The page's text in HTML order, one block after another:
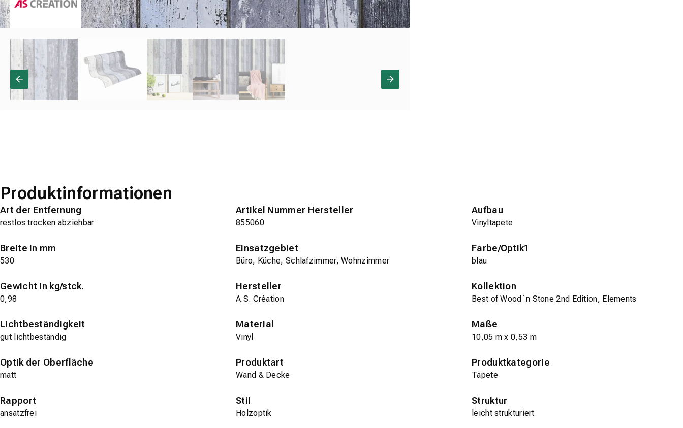
Produktinformationen
Art der Entfernung
restlos trocken abziehbar
Artikel Nummer Hersteller
855060
Aufbau
Vinyltapete
Breite in mm
530
Einsatzgebiet
Büro, Küche, Schlafzimmer, Wohnzimmer
Farbe/Optik1
blau
Gewicht in kg/stck.
0,98
Hersteller
A.S. Création
Kollektion
Best of Wood`n Stone 2nd Edition, Elements
Lichtbeständigkeit
gut lichtbeständig
Material
Vinyl
Maße
10,05 m x 0,53 m
Optik der Oberfläche
matt
Produktart
Wand & Decke
Produktkategorie
Tapete
Rapport
ansatzfrei
Stil
Holzoptik
Struktur
leicht strukturiert